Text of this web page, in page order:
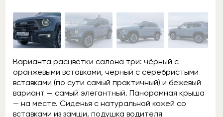
Варианта расцветки салона три: чёрный с
оранжевыми вставками, чёрный с серебристыми
вставками (по сути самый практичный) и бежевый
вариант — самый элегантный. Панорамная крыша
— на месте. Сиденья с натуральной кожей со
вставками из замши, подушка водителя